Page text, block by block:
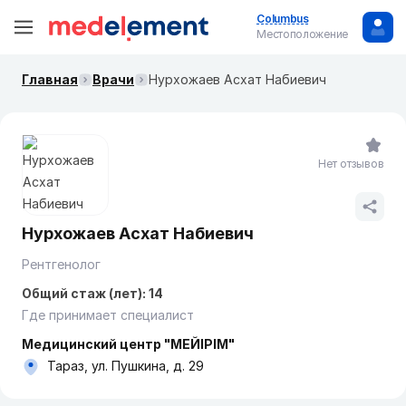
Columbus
Местоположение
Главная Врачи Нурхожаев Асхат Набиевич
Нурхожаев Асхат Набиевич
Рентгенолог
Общий стаж (лет): 14
Где принимает специалист
Медицинский центр "МЕЙІРІМ"
Тараз, ул. Пушкина, д. 29
Нет отзывов